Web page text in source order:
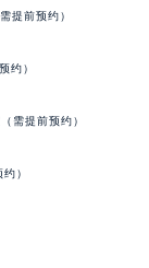
提前预约）
约）
需提前预约）
）